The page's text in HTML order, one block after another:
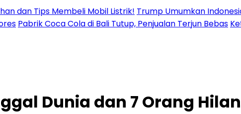
dan Tips Membeli Mobil Listrik! Trump Umumkan
Pabrik Coca Cola di Bali Tutup, Penjualan Terjun Bebas
Dunia dan 7 Orang